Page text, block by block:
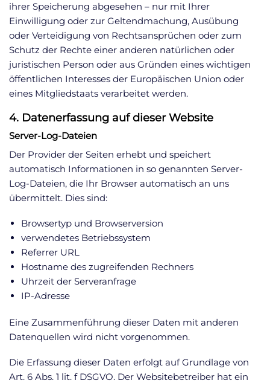
ihrer Speicherung abgesehen – nur mit Ihrer
Einwilligung oder zur Geltendmachung, Ausübung
oder Verteidigung von Rechtsansprüchen oder zum
Schutz der Rechte einer anderen natürlichen oder
juristischen Person oder aus Gründen eines wichtigen
öffentlichen Interesses der Europäischen Union oder
eines Mitgliedstaats verarbeitet werden.
4. Datenerfassung auf dieser Website
Server-Log-Dateien
Der Provider der Seiten erhebt und speichert
automatisch Informationen in so genannten Server-
Log-Dateien, die Ihr Browser automatisch an uns
übermittelt. Dies sind:
Browsertyp und Browserversion
verwendetes Betriebssystem
Referrer URL
Hostname des zugreifenden Rechners
Uhrzeit der Serveranfrage
IP-Adresse
Eine Zusammenführung dieser Daten mit anderen
Datenquellen wird nicht vorgenommen.
Die Erfassung dieser Daten erfolgt auf Grundlage von
Art. 6 Abs. 1 lit. f DSGVO. Der Websitebetreiber hat ein